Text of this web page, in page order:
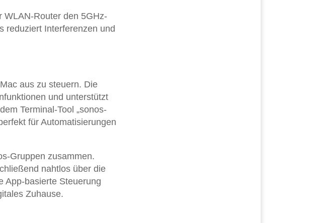
WLAN-Router den 5GHz-
reduziert Interferenzen und
aus zu steuern. Die
und unterstützt
Terminal-Tool „sonos-
für Automatisierungen
Gruppen zusammen.
nahtlos über die
App-basierte Steuerung
Zuhause.